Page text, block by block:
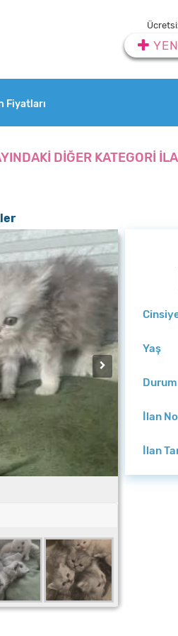
Fiyatları
DİĞER KATEGORİ
Yaş
Durum
İlan No
İlan